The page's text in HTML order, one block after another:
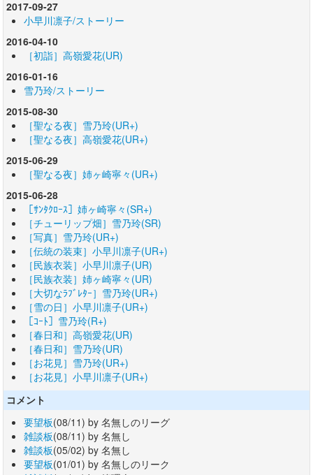
2017-09-27
小早川凛子/ストーリー
2016-04-10
［初詣］高嶺愛花(UR)
2016-01-16
雪乃玲/ストーリー
2015-08-30
［聖なる夜］雪乃玲(UR+)
［聖なる夜］高嶺愛花(UR+)
2015-06-29
［聖なる夜］姉ヶ崎寧々(UR+)
2015-06-28
［ｻﾝﾀｸﾛｰｽ］姉ヶ崎寧々(SR+)
［チューリップ畑］雪乃玲(SR)
［写真］雪乃玲(UR+)
［伝統の装束］小早川凛子(UR+)
［民族衣装］小早川凛子(UR)
［民族衣装］姉ヶ崎寧々(UR)
［大切なﾗﾌﾞﾚﾀｰ］雪乃玲(UR+)
［雪の日］小早川凛子(UR+)
［ｺｰﾄ］雪乃玲(R+)
［春日和］高嶺愛花(UR)
［春日和］雪乃玲(UR)
［お花見］雪乃玲(UR+)
［お花見］小早川凛子(UR+)
コメント
要望板(08/11) by 名無しのリーグ
雑談板(08/11) by 名無し
雑談板(05/02) by 名無し
要望板(01/01) by 名無しのリーク